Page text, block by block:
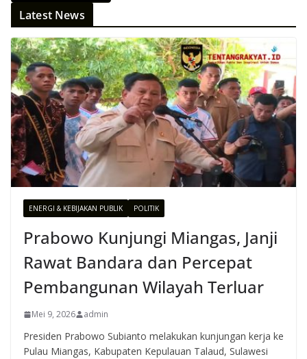
Latest News
ENERGI & KEBIJAKAN PUBLIK POLITIK
Prabowo Kunjungi Miangas, Janji
Rawat Bandara dan Percepat
Pembangunan Wilayah Terluar
Mei 9, 2026 admin
Presiden Prabowo Subianto melakukan kunjungan kerja ke
Pulau Miangas, Kabupaten Kepulauan Talaud, Sulawesi